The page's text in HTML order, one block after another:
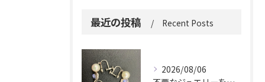
最近の投稿 Recent Posts
2026/08/06